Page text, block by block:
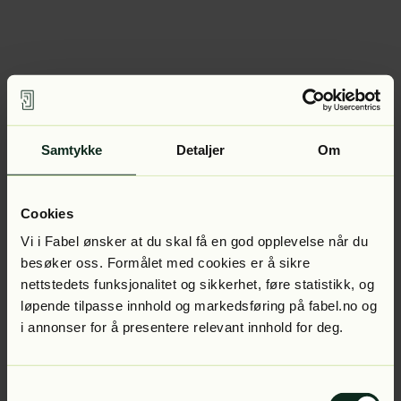
Samtykke Detaljer Om
Cookies
Vi i Fabel ønsker at du skal få en god opplevelse når du
besøker oss. Formålet med cookies er å sikre
nettstedets funksjonalitet og sikkerhet, føre statistikk, og
løpende tilpasse innhold og markedsføring på fabel.no og
i annonser for å presentere relevant innhold for deg.